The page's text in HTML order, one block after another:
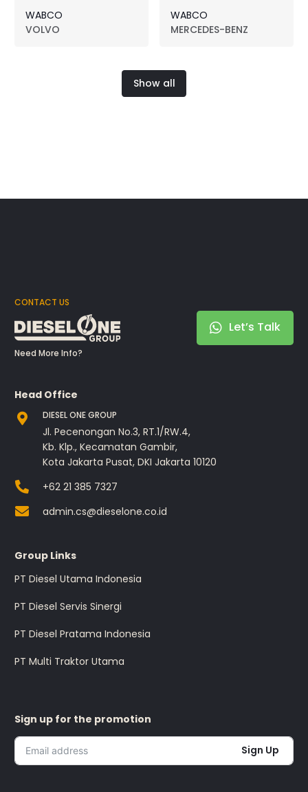
WABCO
VOLVO
WABCO
MERCEDES-BENZ
Show all
CONTACT US
Need More Info?
Let’s Talk
Head Office
DIESEL ONE GROUP
Jl. Pecenongan No.3, RT.1/RW.4,
Kb. Klp., Kecamatan Gambir,
Kota Jakarta Pusat, DKI Jakarta 10120
+62 21 385 7327
admin.cs@dieselone.co.id
Group Links
PT Diesel Utama Indonesia
PT Diesel Servis Sinergi
PT Diesel Pratama Indonesia
PT Multi Traktor Utama
Sign up for the promotion
Sign Up